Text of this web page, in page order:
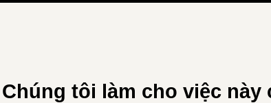
Chúng tôi làm cho việc này